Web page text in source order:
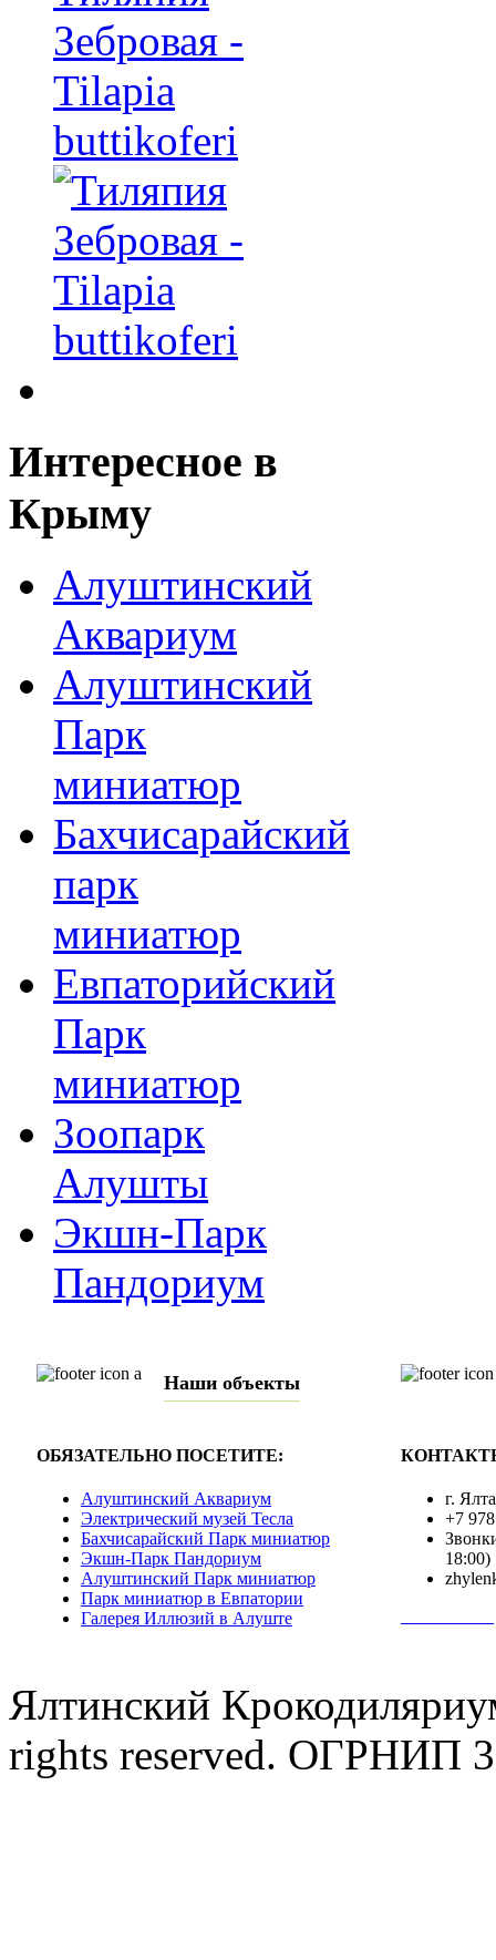
Зебровая -
Tilapia
buttikoferi
Интересное в
Крыму
Алуштинский
Аквариум
Алуштинский
Парк
миниатюр
Бахчисарайский
парк
миниатюр
Евпаторийский
Парк
миниатюр
Зоопарк
Алушты
Экшн-Парк
Пандориум
Наши объекты
ОБЯЗАТЕЛЬНО ПОСЕТИТЕ:
Алуштинский Аквариум
Электрический музей Тесла
Бахчисарайский Парк миниатюр
Экшн-Парк Пандориум
Алуштинский Парк миниатюр
Парк миниатюр в Евпатории
Галерея Иллюзий в Алуште
г.
+7
18:00)
Ялтинский
rights reserved. ОГРНИП